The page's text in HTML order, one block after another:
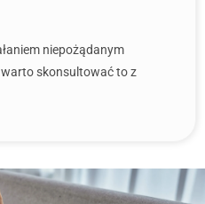
niepożądanym
warto skonsultować to z